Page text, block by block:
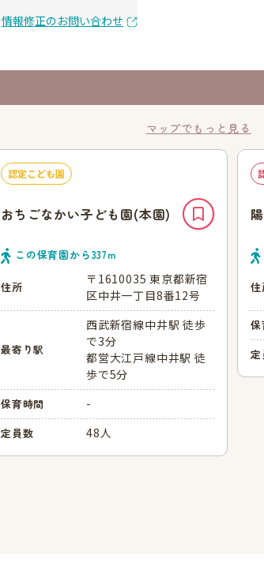
情報修正のお問い合わせ
マップでもっと見る
認定こども園
おちごなかい子ども園(本園)
この保育園から337ｍ
住所
〒1610035 東京都新宿
区中井一丁目8番12号
最寄り駅
西武新宿線中井駅 徒歩
で3分
都営大江戸線中井駅 徒
歩で5分
保育時間 -
定員数 48人
住
保
定